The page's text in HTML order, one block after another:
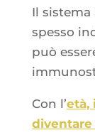
Il
spes­so
può
Con l’età,